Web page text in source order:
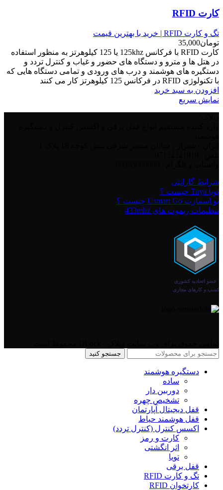
کارت RFID
تگ و کارت RFID | خرید با بهترین قیمت
تومان35,000
کارت RFID با فرکانس 125khz یا 125 کیلوهرتز به منظور استفاده
در هتل ها و مترو و دستگاه های حضور و غیاب و کنترل تردد و
دستگیره های هوشمند و درب های ورودی و تمامی دستگاه هایی که
با تکنولوژی RFID در فرکانس 125 کیلوهرتز کار می کنند
افزودن به سبد خرید
نمایش سریع
شرایط گارانتی
تویا Tuya چیست ؟
یو اسمارت Usmart Go چیست ؟
تنظیمات ریموت های 433mhz
جستجو کنید
دستگیره هوشمند
ساده
دوربین دار
تشخیص چهره
قفل دیجیتال آپارتمان
قفل هوشمند حیاط
اکسس کنترل (کنترل تردد)
کارت و رمز
اثر انگشتی
تویا
قفل برقی
تگ و کارت RFID
کارتخوان RFID